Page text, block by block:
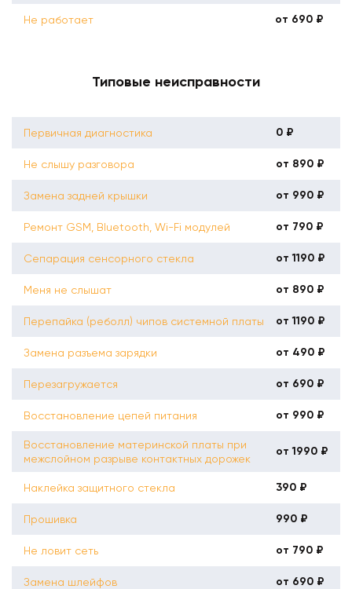
Не работает от 690 ₽
Типовые неисправности
Первичная диагностика 0 ₽
Не слышу разговора от 890 ₽
Замена задней крышки от 990 ₽
Ремонт GSM, Bluetooth, Wi-Fi модулей от 790 ₽
Сепарация сенсорного стекла от 1190 ₽
Меня не слышат от 890 ₽
Перепайка (реболл) чипов системной платы от 1190 ₽
Замена разъема зарядки от 490 ₽
Перезагружается от 690 ₽
Восстановление цепей питания от 990 ₽
Восстановление материнской платы при
межслойном разрыве контактных дорожек
от 1990 ₽
Наклейка защитного стекла 390 ₽
Прошивка 990 ₽
Не ловит сеть от 790 ₽
Замена шлейфов от 690 ₽